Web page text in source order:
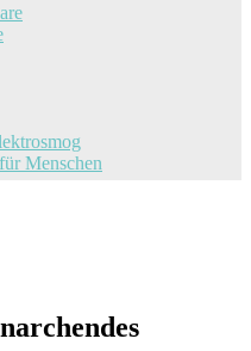
Menschen